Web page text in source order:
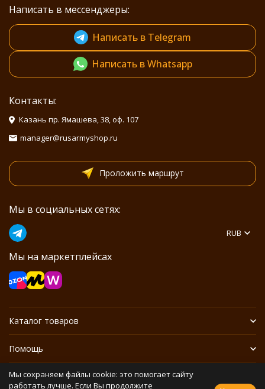
Написать в мессенджеры:
Написать в Telegram
Написать в Whatsapp
Контакты:
Казань пр. Ямашева, 38, оф. 107
manager@rusarmyshop.ru
Проложить маршрут
Мы в социальных сетях:
Мы на маркетплейсах
RUB
Каталог товаров
Помощь
Информация
Мы сохраняем файлы cookie: это помогает сайту
работать лучше. Если Вы продолжите